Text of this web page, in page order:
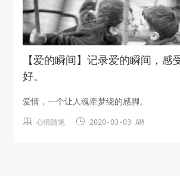
【爱的瞬间】记录爱的瞬间，感
好。
爱情，一个让人魂牵梦绕的感脚。
 心情随笔  2020-03-03 AM